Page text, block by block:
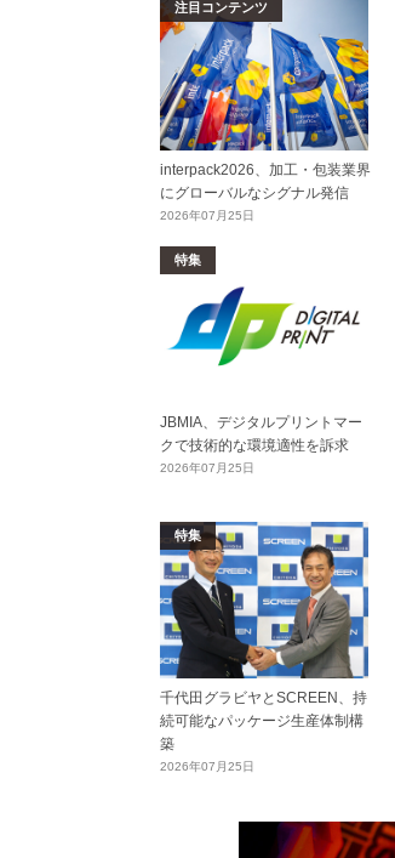
注目コンテンツ
interpack2026、加工・包装業界
にグローバルなシグナル発信
2026年07月25日
特集
JBMIA、デジタルプリントマー
クで技術的な環境適性を訴求
2026年07月25日
特集
千代田グラビヤとSCREEN、持
続可能なパッケージ生産体制構
築
2026年07月25日